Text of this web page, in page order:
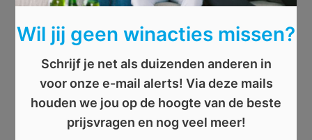
Wil jij geen winacties missen?
Schrijf je net als duizenden anderen in
voor onze e-mail alerts! Via deze mails
houden we jou op de hoogte van de beste
prijsvragen en nog veel meer!